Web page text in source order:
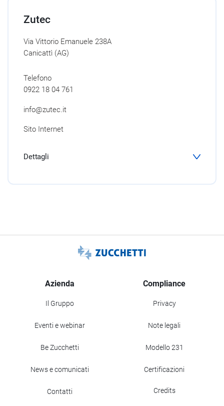
Zutec
Via Vittorio Emanuele 238A
Canicattì (AG)
Telefono
0922 18 04 761
info@zutec.it
Sito Internet
Dettagli
Azienda
Il Gruppo
Eventi e webinar
Be Zucchetti
News e comunicati
Contatti
Compliance
Privacy
Note legali
Modello 231
Certificazioni
Credits